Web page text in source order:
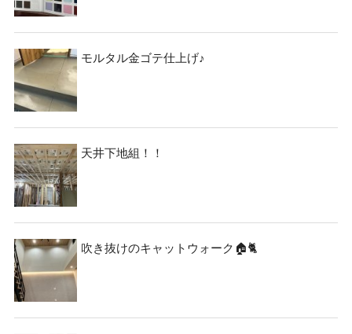
モルタル金ゴテ仕上げ♪
天井下地組！！
吹き抜けのキャットウォーク🏠🐈